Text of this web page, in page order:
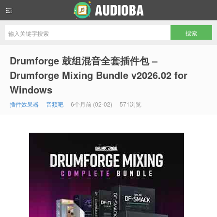
Drumforge 鼓组混音全套插件包 –
Drumforge Mixing Bundle v2026.02 for
Windows
插件效果器 音频吧 6个月前 (02-02) 571浏览